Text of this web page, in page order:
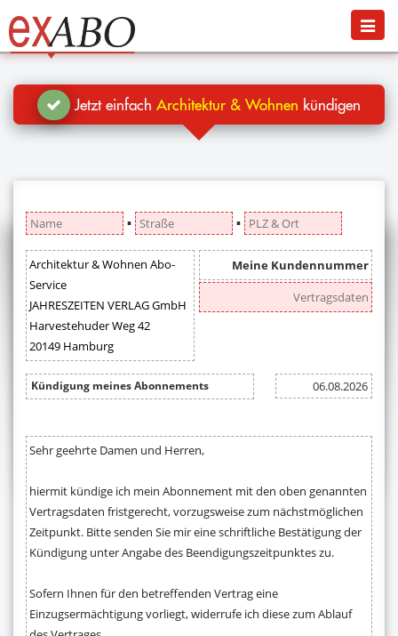
Jetzt kündigen
Blog
Hilfe
Menü
Jetzt einfach Architektur & Wohnen kündigen
▪ ▪